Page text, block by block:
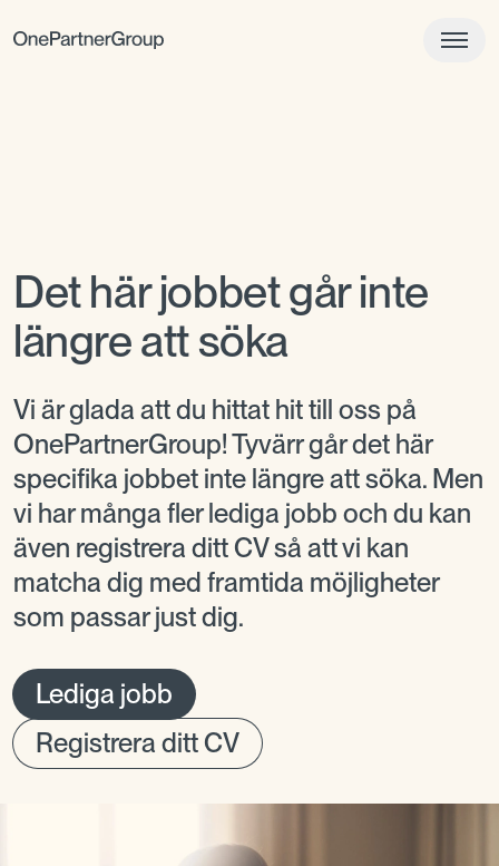
Det här jobbet går inte
längre att söka
Vi är glada att du hittat hit till oss på
OnePartnerGroup! Tyvärr går det här
specifika jobbet inte längre att söka. Men
vi har många fler lediga jobb och du kan
även registrera ditt CV så att vi kan
matcha dig med framtida möjligheter
som passar just dig.
Lediga jobb
Registrera ditt CV